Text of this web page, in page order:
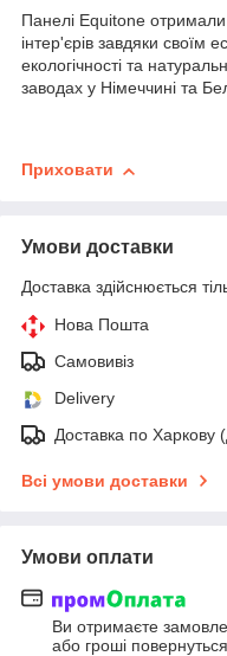
Панелі Equitone отримали
інтер'єрів завдяки своїм
екологічності та
заводах у Німеччині та
Приховати
Умови доставки
Доставка здійснюється
Нова Пошта
Самовивіз
Delivery
Доставка по Харкову
Всі умови доставки
Умови оплати
Ви отримаєте
або гроші